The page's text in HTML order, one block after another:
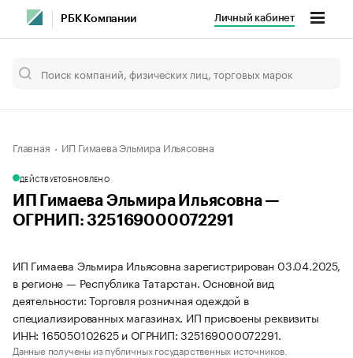
РБК Компании Личный кабинет
Главная ИП Гимаева Эльмира Ильясовна
ДЕЙСТВУЕТОБНОВЛЕНО
ИП Гимаева Эльмира Ильясовна —
ОГРНИП: 325169000072291
ИП Гимаева Эльмира Ильясовна зарегистрирован 03.04.2025,
в регионе — Республика Татарстан. Основной вид
деятельности: Торговля розничная одеждой в
специализированных магазинах. ИП присвоены реквизиты
ИНН: 165050102625 и ОГРНИП: 325169000072291.
Данные получены из публичных государственных источников.